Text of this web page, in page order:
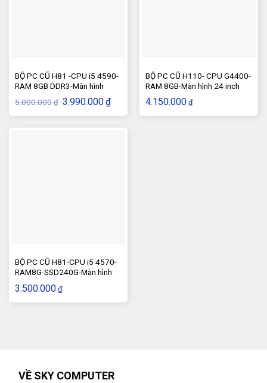
BỘ PC CŨ H81 -CPU i5 4590-
RAM 8GB DDR3-Màn hình
5.000.000 ₫ Giá
gốc
là:
3.990.000₫Giá
hiện
tại
BỘ PC CŨ H110- CPU G4400-
RAM 8GB-Màn hình 24 inch
4.150.000 ₫
BỘ PC CŨ H81-CPU i5 4570-
RAM8G-SSD240G-Màn hình
3.500.000 ₫
VỀ SKY COMPUTER